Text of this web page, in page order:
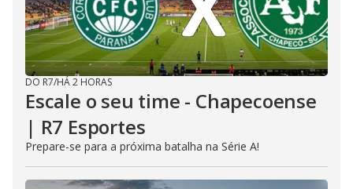
DO R7/HÁ 2 HORAS
Escale o seu time - Chapecoense
| R7 Esportes
Prepare-se para a próxima batalha na Série A!